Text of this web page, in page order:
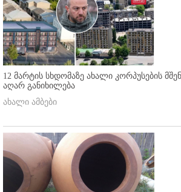
12 მარტის სხდომაზე ახალი კორპუსების
აღარ განიხილება
ახალი ამბები